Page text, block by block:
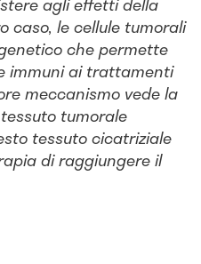
caso, le cellule tumorali
che permette
immuni ai trattamenti
meccanismo vede la
tumorale
tessuto cicatriziale
di raggiungere il